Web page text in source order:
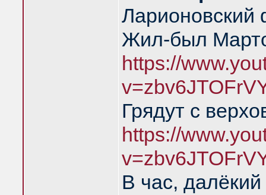
Ларионовский
Жил-был
https://
Грядут с
https://
В час, далёкий